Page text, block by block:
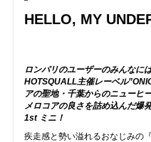
HELLO, MY
ロンパリのユーザーのみんなに
HOTSQUALL主催レーベル
アの聖地・千葉からのニューヒ
メロコアの良さを詰め込んだ爆
1st ミニ！
疾走感と勢い溢れるおなじみの